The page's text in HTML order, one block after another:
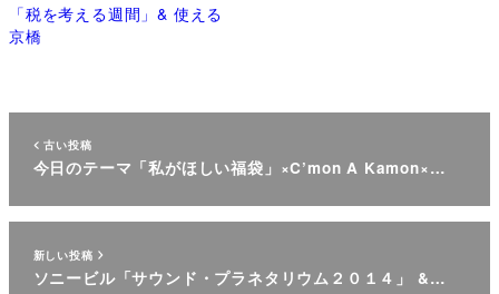
「税を考える週間」& 使える
京橋
古い投稿
今日のテーマ「私がほしい福袋」×C’mon A Kamon×…
新しい投稿
ソニービル「サウンド・プラネタリウム２０１４」 &…